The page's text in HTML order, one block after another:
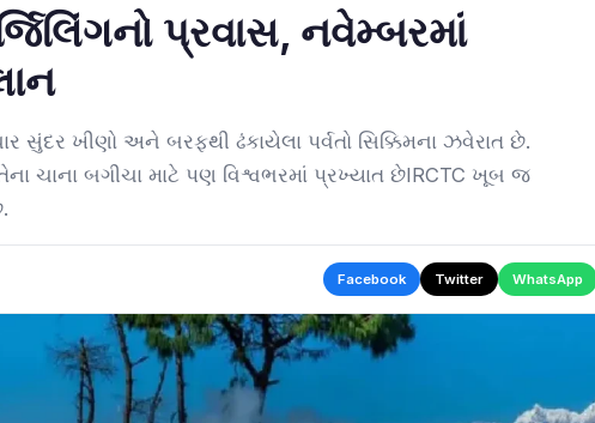
પ્રવાસ, નવેમ્બરમાં
સુંદર ખીણો અને બરફથી ઢંકાયેલા પર્વતો સિક્કિમના ઝવેરાત છે.
ચાના બગીચા માટે પણ વિશ્વભરમાં પ્રખ્યાત છેIRCTC ખૂબ જ
Facebook Twitter WhatsApp